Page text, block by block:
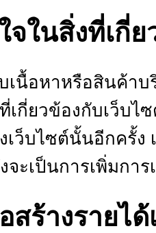
ในสิ่งที่เกี่ย
นื้อหาหรือสินค้าบ
เกี่ยวข้องกับเว็บไ
ว็บไซต์นั้นอีกครั้ง
ะเป็นการเพิ่มกา
สร้างรายไ